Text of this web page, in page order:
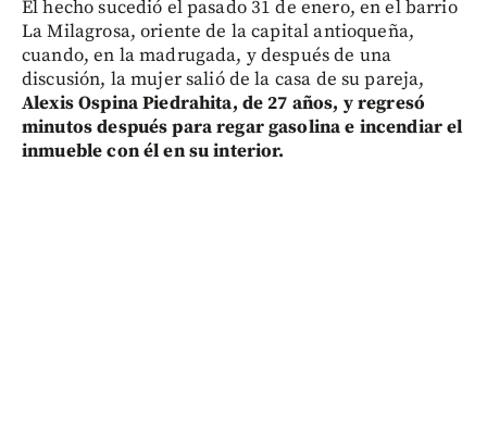
El hecho sucedió el pasado 31 de enero, en el barrio
La Milagrosa, oriente de la capital antioqueña,
cuando, en la madrugada, y después de una
discusión, la mujer salió de la casa de su pareja,
Alexis Ospina Piedrahita, de 27 años, y regresó
minutos después para regar gasolina e incendiar el
inmueble con él en su interior.